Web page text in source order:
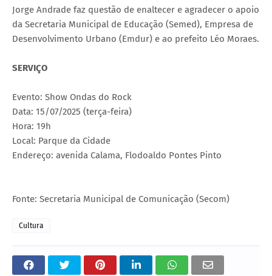
Jorge Andrade faz questão de enaltecer e agradecer o apoio
da Secretaria Municipal de Educação (Semed), Empresa de
Desenvolvimento Urbano (Emdur) e ao prefeito Léo Moraes.
SERVIÇO
Evento: Show Ondas do Rock
Data: 15/07/2025 (terça-feira)
Hora: 19h
Local: Parque da Cidade
Endereço: avenida Calama, Flodoaldo Pontes Pinto
Fonte: Secretaria Municipal de Comunicação (Secom)
Cultura